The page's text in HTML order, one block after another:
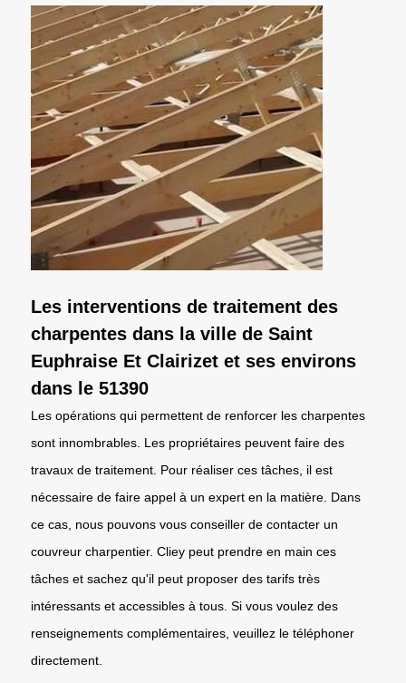
Les interventions de traitement des
charpentes dans la ville de Saint
Euphraise Et Clairizet et ses environs
dans le 51390
Les opérations qui permettent de renforcer les charpentes
sont innombrables. Les propriétaires peuvent faire des
travaux de traitement. Pour réaliser ces tâches, il est
nécessaire de faire appel à un expert en la matière. Dans
ce cas, nous pouvons vous conseiller de contacter un
couvreur charpentier. Cliey peut prendre en main ces
tâches et sachez qu'il peut proposer des tarifs très
intéressants et accessibles à tous. Si vous voulez des
renseignements complémentaires, veuillez le téléphoner
directement.